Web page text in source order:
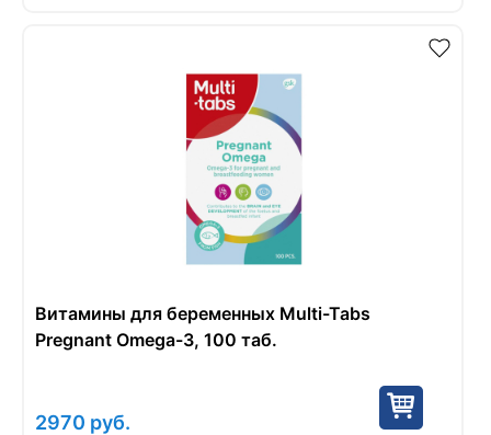
Витамины для беременных Multi-Tabs
Pregnant Omega-3, 100 таб.
2970 руб.